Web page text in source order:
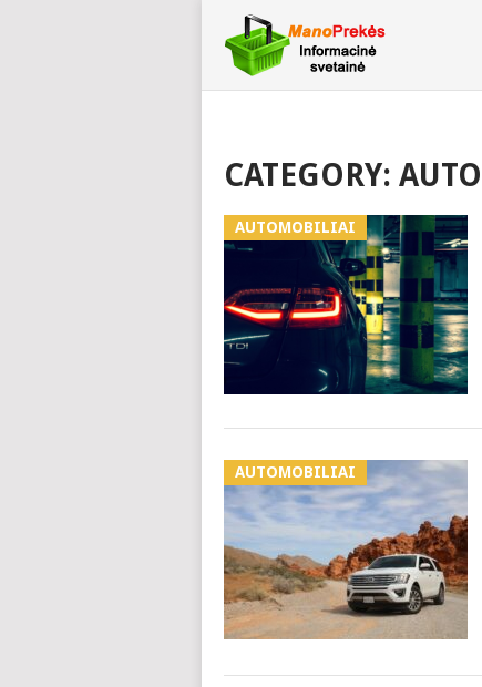
CATEGORY:
AUTOMOBILIAI
AUTOMOBILIAI